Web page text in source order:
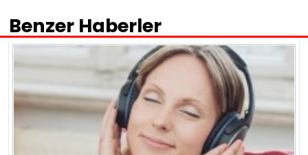
Benzer Haberler